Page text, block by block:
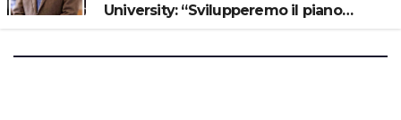
University: “Svilupperemo il piano